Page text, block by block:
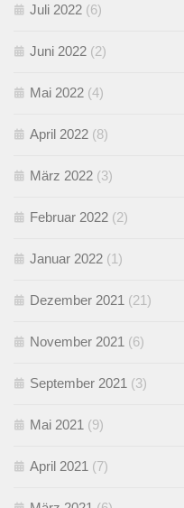
Juli 2022 (6)
Juni 2022 (2)
Mai 2022 (4)
April 2022 (8)
März 2022 (3)
Februar 2022 (2)
Januar 2022 (1)
Dezember 2021 (21)
November 2021 (6)
September 2021 (3)
Mai 2021 (9)
April 2021 (7)